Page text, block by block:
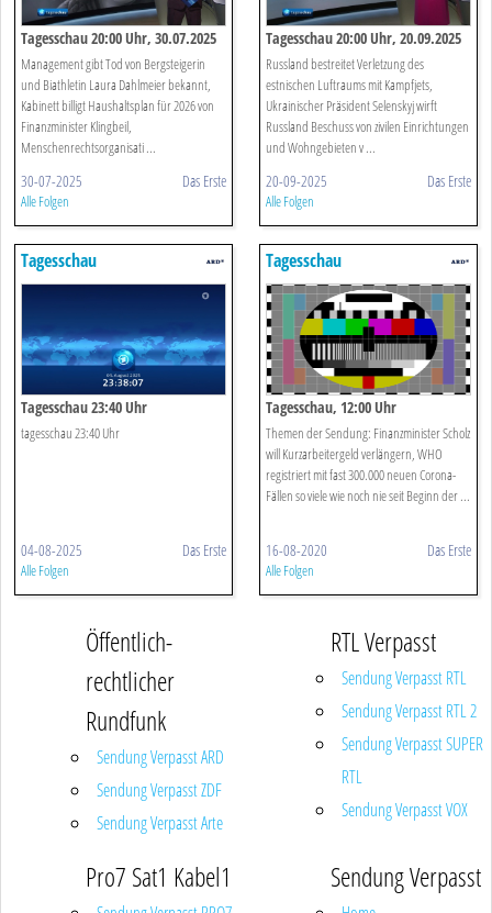
Tagesschau 20:00 Uhr, 30.07.2025
Management gibt Tod von Bergsteigerin
und Biathletin Laura Dahlmeier bekannt,
Kabinett billigt Haushaltsplan für 2026 von
Finanzminister Klingbeil,
Menschenrechtsorganisati ...
30-07-2025 Das Erste
Alle Folgen
Tagesschau 20:00 Uhr, 20.09.2025
Russland bestreitet Verletzung des
estnischen Luftraums mit Kampfjets,
Ukrainischer Präsident Selenskyj wirft
Russland Beschuss von zivilen Einrichtungen
und Wohngebieten v ...
20-09-2025 Das Erste
Alle Folgen
Tagesschau
Tagesschau 23:40 Uhr
tagesschau 23:40 Uhr
04-08-2025 Das Erste
Alle Folgen
Tagesschau
Tagesschau, 12:00 Uhr
Themen der Sendung: Finanzminister Scholz
will Kurzarbeitergeld verlängern, WHO
registriert mit fast 300.000 neuen Corona-
Fällen so viele wie noch nie seit Beginn der ...
16-08-2020 Das Erste
Alle Folgen
Öffentlich-
rechtlicher
Rundfunk
Sendung Verpasst ARD
Sendung Verpasst ZDF
Sendung Verpasst Arte
RTL Verpasst
Sendung Verpasst RTL
Sendung Verpasst RTL 2
Sendung Verpasst SUPER
RTL
Sendung Verpasst VOX
Pro7 Sat1 Kabel1 Sendung Verpasst